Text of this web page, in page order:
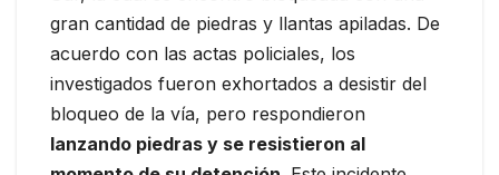
gran cantidad de piedras y llantas apiladas. De
acuerdo con las actas policiales, los
investigados fueron exhortados a desistir del
bloqueo de la vía, pero respondieron
lanzando piedras y se resistieron al